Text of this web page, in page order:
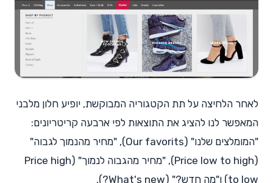
לאחר הלחיצה על תת הקטגוריה המבוקשת, יופיע חלון מלבני
המאפשר לנו להציג את התוצאות לפי ארבעה קריטריונים:
"המומלצים שלנו" (Our favorits), "מחיר מהנמוך לגבוה"
(Price low to high), "מחיר מהגבוה לנמוך" (Price high
to low) ו"מה חדש?" (What's new?).